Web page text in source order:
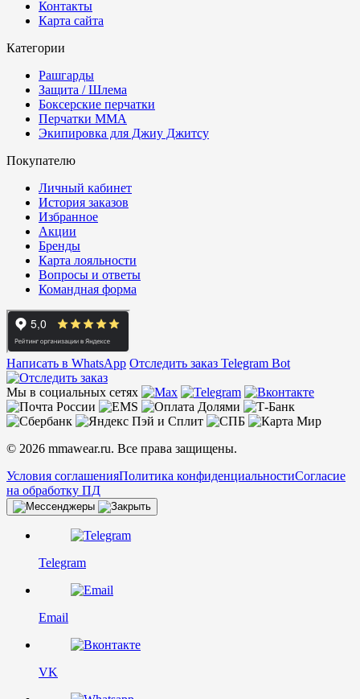
Контакты
Карта сайта
Категории
Рашгарды
Защита / Шлема
Боксерские перчатки
Перчатки ММА
Экипировка для Джиу Джитсу
Покупателю
Личный кабинет
История заказов
Избранное
Акции
Бренды
Карта лояльности
Вопросы и ответы
Командная форма
Написать в WhatsApp Отследить заказ Telegram Bot
Мы в социальных сетях
© 2026 mmawear.ru. Все права защищены.
Условия соглашенияПолитика конфиденциальностиСогласие
на обработку ПД
Telegram
Email
VK